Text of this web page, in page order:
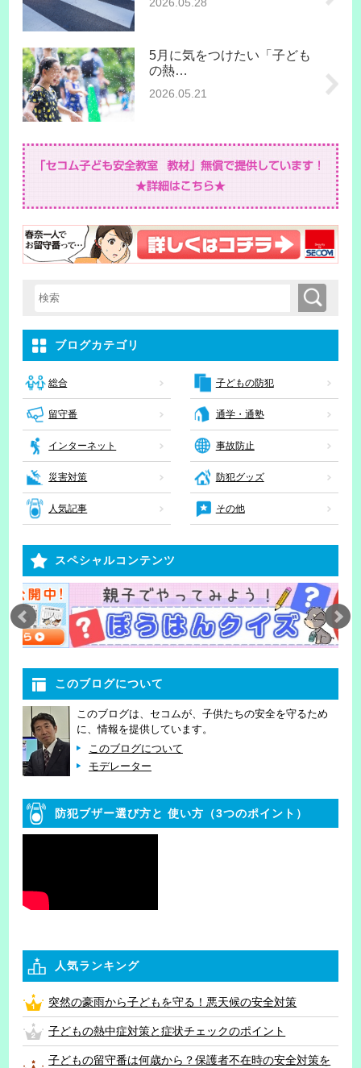
2026.05.28
5月に気をつけたい「子ども
の熱…
2026.05.21
検索キーワード入力 検索
ブログカテゴリ
総合 子どもの防犯
留守番 通学・通塾
インターネット 事故防止
災害対策 防犯グッズ
人気記事 その他
スペシャルコンテンツ
このブログについて
このブログは、セコムが、子供たちの安全を守るため
に、情報を提供しています。
このブログについて
モデレーター
防犯ブザー選び方と 使い方（3つのポイント）
人気ランキング
突然の豪雨から子どもを守る！悪天候の安全対策
子どもの熱中症対策と症状チェックのポイント
子どもの留守番は何歳から？保護者不在時の安全対策を